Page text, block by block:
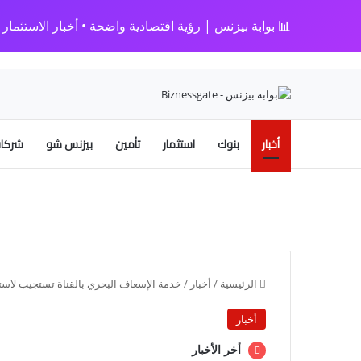
📊 بوابة بيزنس | رؤية اقتصادية واضحة • أخبار الاستثمار
أخبار بنوك استثمار تأمين بيزنس شو
الرئيسية / أخبار / خدمة الإسعاف البحري بالقناة تستجيب
أخبار
أخر الأخبار